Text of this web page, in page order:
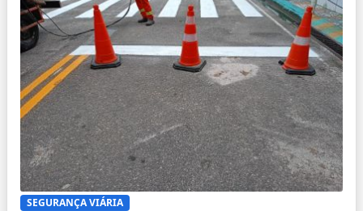
SEGURANÇA VIÁRIA